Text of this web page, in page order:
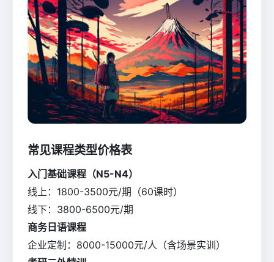
常见课程类型价格表
入门基础课程（N5-N4）
线上：1800-3500元/期（60课时）
线下：3800-6500元/期
商务日语课程
企业定制：8000-15000元/人（含场景实训）